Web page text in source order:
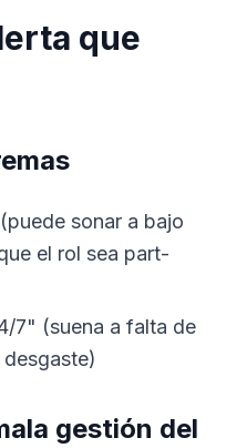
que
sonar a bajo
el rol sea part-
7" (suena a falta de
gestión del